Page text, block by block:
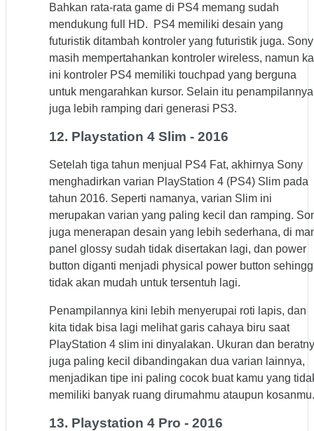
Bahkan rata-rata game di PS4 memang sudah
mendukung full HD. PS4 memiliki desain yang
futuristik ditambah kontroler yang futuristik juga. Sony
masih mempertahankan kontroler wireless, namun
ini kontroler PS4 memiliki touchpad yang berguna
untuk mengarahkan kursor. Selain itu penampilannya
juga lebih ramping dari generasi PS3.
12. Playstation 4 Slim - 2016
Setelah tiga tahun menjual PS4 Fat, akhirnya Sony
menghadirkan varian PlayStation 4 (PS4) Slim pada
tahun 2016. Seperti namanya, varian Slim ini
merupakan varian yang paling kecil dan ramping.
juga menerapan desain yang lebih sederhana, di
panel glossy sudah tidak disertakan lagi, dan power
button diganti menjadi physical power button
tidak akan mudah untuk tersentuh lagi.
Penampilannya kini lebih menyerupai roti lapis, dan
kita tidak bisa lagi melihat garis cahaya biru saat
PlayStation 4 slim ini dinyalakan. Ukuran dan
juga paling kecil dibandingakan dua varian lainnya,
menjadikan tipe ini paling cocok buat kamu yang
memiliki banyak ruang dirumahmu ataupun kosanmu.
13. Playstation 4 Pro - 2016